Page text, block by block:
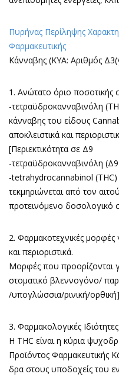
Πυρήνας Περίληψης
Φαρμακευτικής
Κάνναβης (ΚΥΑ: Αριθμός
1. Ανώτατο όριο ποσοτικής
-τετραϋδροκανναβινόλη
κάνναβης του είδους
αποκλειστικά και
[Περιεκτικότητα σε Δ9
-τετραϋδροκανναβινόλη (Δ9
-tetrahydrocannabinol
τεκμηριώνεται από τον
προτεινόμενο δοσολογικό
2. Φαρμακοτεχνικές μορφές
και περιοριστικά.
Μορφές που προορίζονται
στοματικό βλεννογόνο/
/υπογλώσσια/ρινική/
3. Φαρμακολογικές
Η THC είναι η κύρια
Προϊόντος Φαρμακευτικής
δρα στους υποδοχείς του